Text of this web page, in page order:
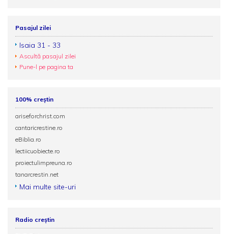
Pasajul zilei
Isaia 31 - 33
Ascultă pasajul zilei
Pune-l pe pagina ta
100% creștin
ariseforchrist.com
cantaricrestine.ro
eBiblia.ro
lectiicuobiecte.ro
proiectulimpreuna.ro
tanarcrestin.net
Mai multe site-uri
Radio creștin